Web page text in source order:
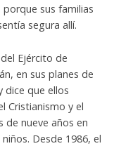
porque sus familias
segura allí.
Ejército de
en sus planes de
dice que ellos
Cristianismo y el
de nueve años en
Desde 1986, el